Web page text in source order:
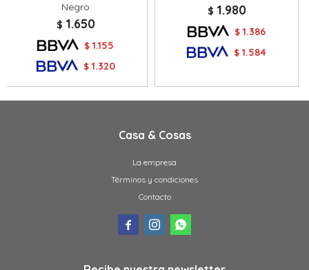
Negro
$ 1.650
$ 1.155
$ 1.320
$ 1.980
$ 1.386
$ 1.584
Casa & Cosas
La empresa
Términos y condiciones
Contacto
  